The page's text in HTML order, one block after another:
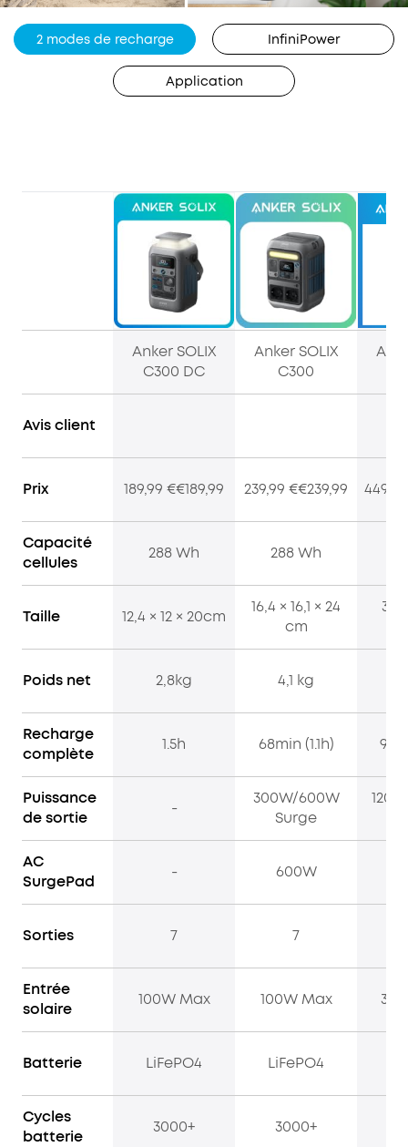
2 modes de recharge InfiniPower
Application
Anker SOLIX
C300 DC
Anker SOLIX
C300
Avis client
Prix 189,99 €€189,99 239,99 €€239,99
Capacité
cellules
288 Wh 288 Wh
Taille 12,4 × 12 × 20cm
16,4 × 16,1 × 24
cm
Poids net 2,8kg 4,1 kg
Recharge
complète
1.5h 68min (1.1h)
Puissance
de sortie
-
300W/600W
Surge
AC
SurgePad
- 600W
Sorties 7 7
Entrée
solaire
100W Max 100W Max
Batterie LiFePO4 LiFePO4
Cycles
batterie
3000+ 3000+